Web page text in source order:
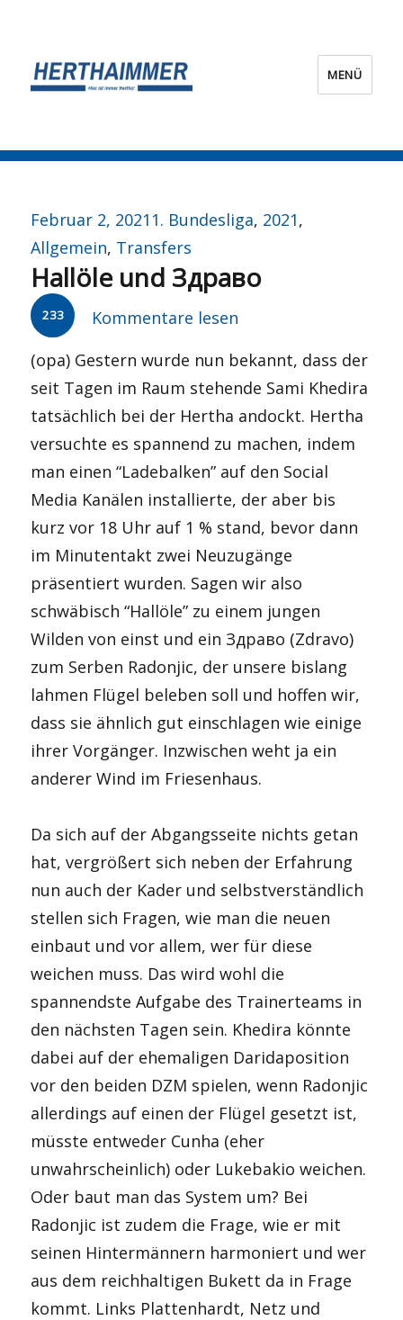
MENÜ
Veröffentlicht
am
Februar 2, 2021 Kategorien
1. Bundesliga, 2021,
Allgemein, Transfers
Hallöle und Здраво
233
Kommentare lesen
(opa) Gestern wurde nun bekannt, dass der
seit Tagen im Raum stehende Sami Khedira
tatsächlich bei der Hertha andockt. Hertha
versuchte es spannend zu machen, indem
man einen “Ladebalken” auf den Social
Media Kanälen installierte, der aber bis
kurz vor 18 Uhr auf 1 % stand, bevor dann
im Minutentakt zwei Neuzugänge
präsentiert wurden. Sagen wir also
schwäbisch “Hallöle” zu einem jungen
Wilden von einst und ein Здраво (Zdravo)
zum Serben Radonjic, der unsere bislang
lahmen Flügel beleben soll und hoffen wir,
dass sie ähnlich gut einschlagen wie einige
ihrer Vorgänger. Inzwischen weht ja ein
anderer Wind im Friesenhaus.
Da sich auf der Abgangsseite nichts getan
hat, vergrößert sich neben der Erfahrung
nun auch der Kader und selbstverständlich
stellen sich Fragen, wie man die neuen
einbaut und vor allem, wer für diese
weichen muss. Das wird wohl die
spannendste Aufgabe des Trainerteams in
den nächsten Tagen sein. Khedira könnte
dabei auf der ehemaligen Daridaposition
vor den beiden DZM spielen, wenn Radonjic
allerdings auf einen der Flügel gesetzt ist,
müsste entweder Cunha (eher
unwahrscheinlich) oder Lukebakio weichen.
Oder baut man das System um? Bei
Radonjic ist zudem die Frage, wie er mit
seinen Hintermännern harmoniert und wer
aus dem reichhaltigen Bukett da in Frage
kommt. Links Plattenhardt, Netz und